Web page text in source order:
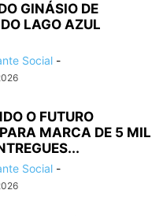
GINÁSIO DE
LAGO AZUL
Social -
O FUTURO
MARCA DE 5 MIL
Social -